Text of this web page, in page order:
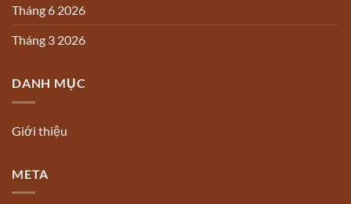
Tháng 6 2026
Tháng 3 2026
DANH MỤC
Giới thiệu
META